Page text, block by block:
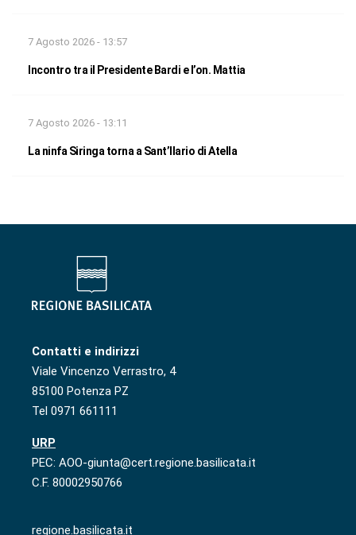
7 Agosto 2026 - 13:57
Incontro tra il Presidente Bardi e l’on. Mattia
7 Agosto 2026 - 13:11
La ninfa Siringa torna a Sant’Ilario di Atella
Contatti e indirizzi
Viale Vincenzo Verrastro, 4
85100 Potenza PZ
Tel 0971 661111
URP
PEC: AOO-giunta@cert.regione.basilicata.it
C.F. 80002950766
regione.basilicata.it